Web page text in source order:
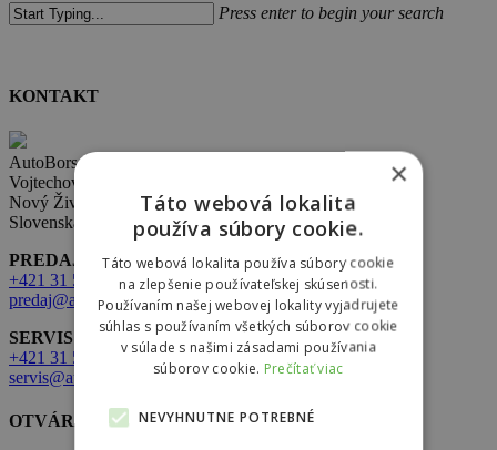
search
Menu
Press enter to begin your search
KONTAKT
AutoBors s.r.o.
Vojtechovce 321,
Nový Život 930 38
Slovenská republika
PREDAJ:
+421 31 569 2 502
predaj@autobors.sk
SERVIS:
+421 31 569 1 080
servis@autobors.sk
OTVÁRACIE HODINY
×
Táto webová lokalita
používa súbory cookie.
Táto webová lokalita používa súbory cookie
na zlepšenie používateľskej skúsenosti.
Používaním našej webovej lokality vyjadrujete
súhlas s používaním všetkých súborov cookie
v súlade s našimi zásadami používania
súborov cookie. Prečítať viac
NEVYHNUTNE POTREBNÉ